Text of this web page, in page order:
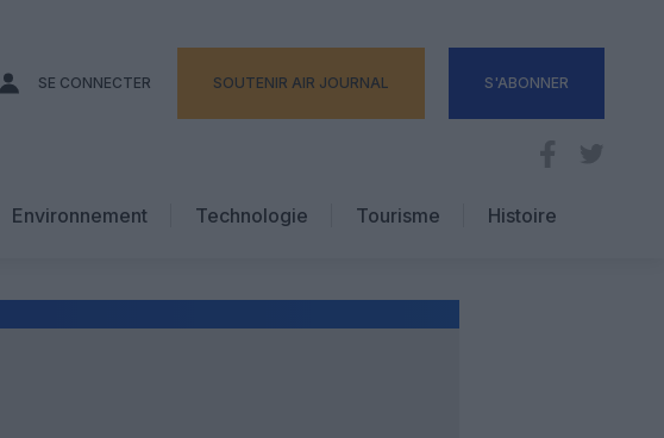
SE CONNECTER SOUTENIR AIR JOURNAL S'ABONNER
Environnement Technologie
Tourisme
Hôtellerie
Histoire